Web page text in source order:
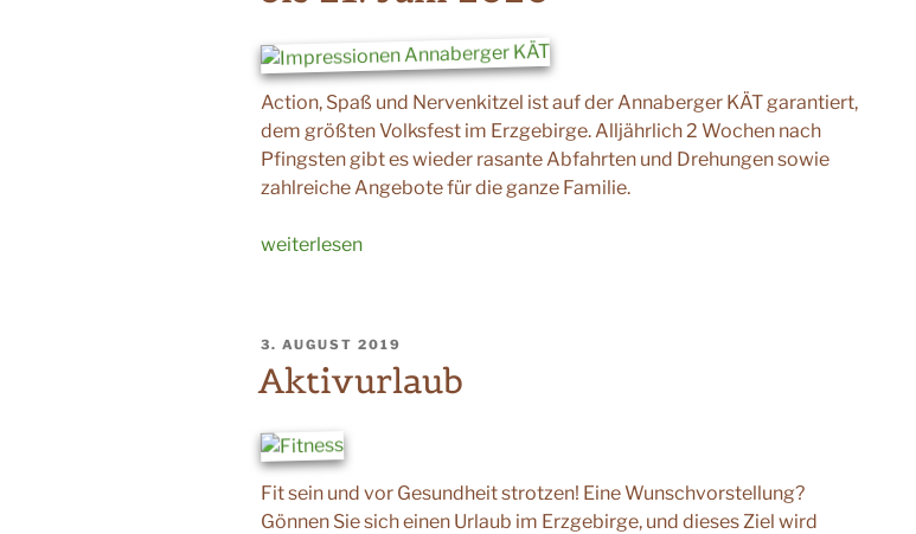
Action, Spaß und Nervenkitzel ist auf der Annaberger KÄT garantiert,
dem größten Volksfest im Erzgebirge. Alljährlich 2 Wochen nach
Pfingsten gibt es wieder rasante Abfahrten und Drehungen sowie
zahlreiche Angebote für die ganze Familie.
„500
vom
12.
21.
Juni
2020“
weiterlesen
VERÖFFENTLICHT
AM
3. AUGUST 2019
Aktivurlaub
Fit sein und vor Gesundheit strotzen! Eine Wunschvorstellung?
Gönnen Sie sich einen Urlaub im Erzgebirge, und dieses Ziel wird